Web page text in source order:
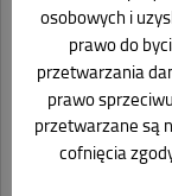
osobowych i
prawo do
przetwarzania
prawo
przetwarzane są
cofnięcia